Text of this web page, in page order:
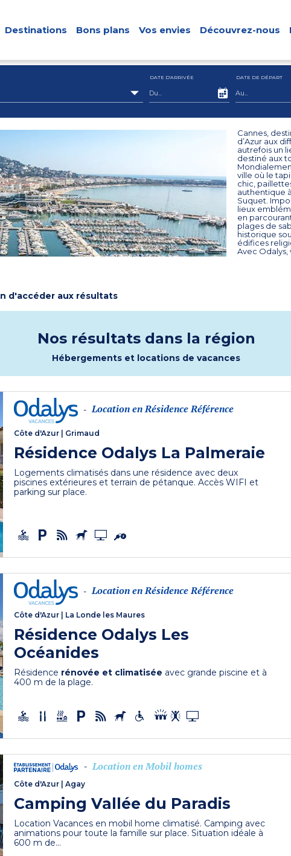
Destinations Bons plans Vos envies Découvrez-nous
DATE D'ARRIVÉE DATE DE DÉPART
Cannes,
d’Azur aux
autrefois un
destiné aux
ville où le
chic,
authentique
Suquet.
lieux
en
plages de
historique
édifices
Avec Odalys,
d'accéder aux résultats
Nos résultats dans la région
Hébergements et locations de vacances
- Location en Résidence Référence
Côte d'Azur Grimaud
Résidence Odalys La Palmeraie
Logements climatisés dans une résidence avec deux
piscines extérieures et terrain de pétanque. Accès WIFI et
parking sur place.
- Location en Résidence Référence
Côte d'Azur | La Londe les Maures
Résidence Odalys Les
Océanides
Résidence rénovée et climatisée avec grande piscine et à
400 m de la plage.
- Location en Mobil homes
Côte d'Azur |Agay
Camping Vallée du Paradis
Location Vacances en mobil home climatisé. Camping avec
animations pour toute la famille sur place. Situation idéale à
600 m de...